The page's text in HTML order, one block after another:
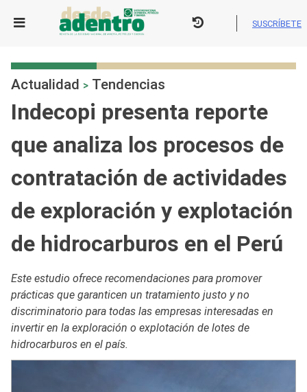
SUSCRÍBETE
Actualidad > Tendencias
Indecopi presenta reporte
que analiza los procesos de
contratación de actividades
de exploración y explotación
de hidrocarburos en el Perú
Este estudio ofrece recomendaciones para promover
prácticas que garanticen un tratamiento justo y no
discriminatorio para todas las empresas interesadas en
invertir en la exploración o explotación de lotes de
hidrocarburos en el país.